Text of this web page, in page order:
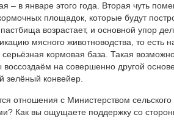
– в январе этого года. Вторая чуть
площадок, которые будут
возрастает, и основной упор
мясного животноводства, то есть
кормовая база. Такая
на совершенно другой
зелёный конвейер.
отношения с Министерством сельского
Как вы ощущаете поддержку со